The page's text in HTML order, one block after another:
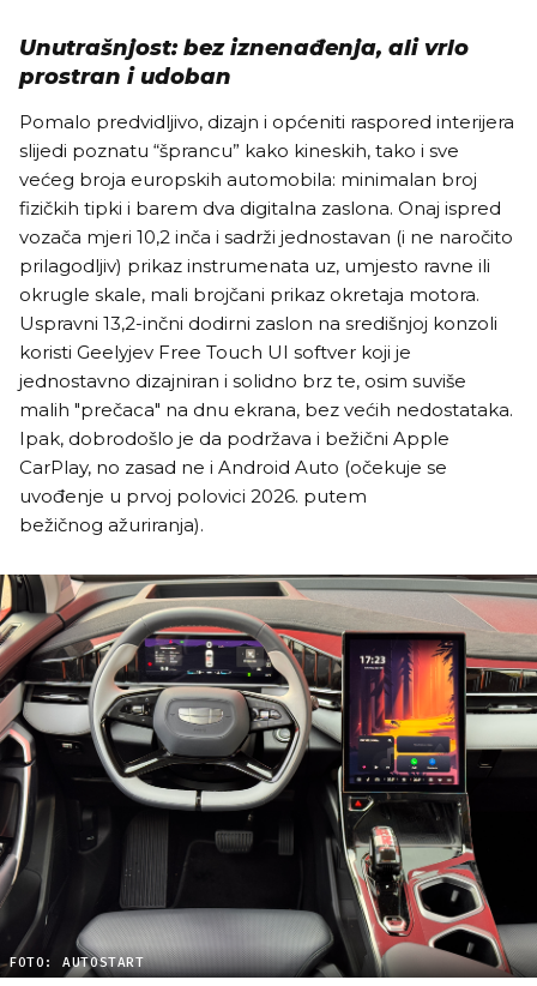
Unutrašnjost: bez iznenađenja, ali vrlo
prostran i udoban
Pomalo predvidljivo, dizajn i općeniti raspored interijera
slijedi poznatu “šprancu” kako kineskih, tako i sve
većeg broja europskih automobila: minimalan broj
fizičkih tipki i barem dva digitalna zaslona. Onaj ispred
vozača mjeri 10,2 inča i sadrži jednostavan (i ne naročito
prilagodljiv) prikaz instrumenata uz, umjesto ravne ili
okrugle skale, mali brojčani prikaz okretaja motora.
Uspravni 13,2-inčni dodirni zaslon na središnjoj konzoli
koristi Geelyjev Free Touch UI softver koji je
jednostavno dizajniran i solidno brz te, osim suviše
malih "prečaca" na dnu ekrana, bez većih nedostataka.
Ipak, dobrodošlo je da podržava i bežični Apple
CarPlay, no zasad ne i Android Auto (očekuje se
uvođenje u prvoj polovici 2026. putem
bežičnog ažuriranja).
FOTO: AUTOSTART